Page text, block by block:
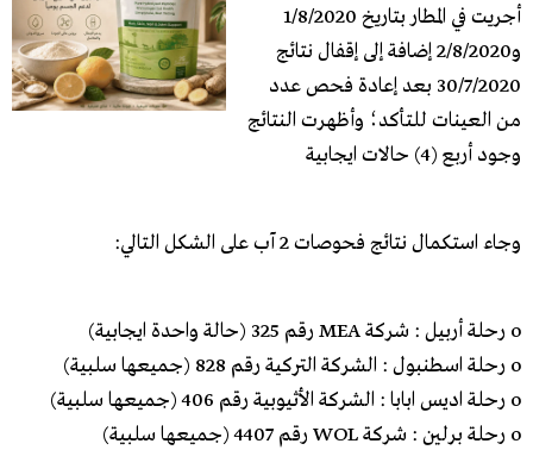
أجريت في المطار بتاريخ 1/8/2020
و2/8/2020 إضافة إلى إقفال نتائج
30/7/2020 بعد إعادة فحص عدد
من العينات للتأكد؛ وأظهرت النتائج
وجود أربع (4) حالات ايجابية
وجاء استكمال نتائج فحوصات 2 آب على الشكل التالي:
o رحلة أربيل : شركة MEA رقم 325 (حالة واحدة ايجابية)
o رحلة اسطنبول : الشركة التركية رقم 828 (جميعها سلبية)
o رحلة اديس ابابا : الشركة الأثيوبية رقم 406 (جميعها سلبية)
o رحلة برلين : شركة WOL رقم 4407 (جميعها سلبية)